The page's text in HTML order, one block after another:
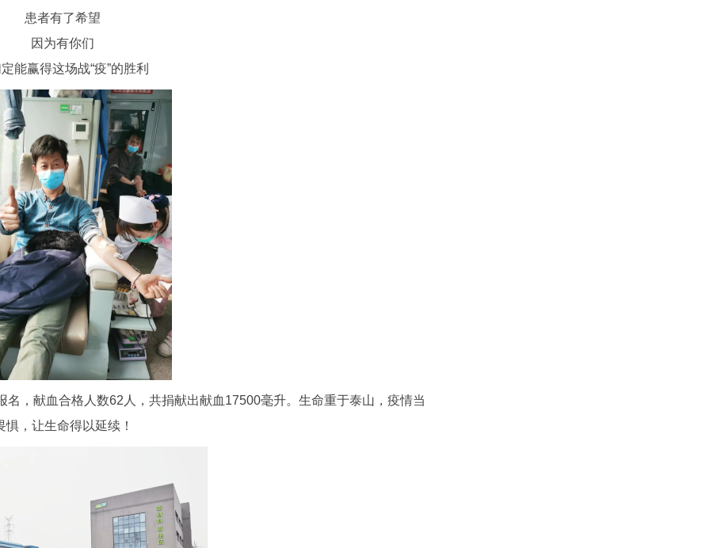
患者有了希望
因为有你们
能赢得这场战“疫”的胜利
，献血合格人数62人，共捐献出献血17500毫升。生命重于泰山，疫情当
，让生命得以延续！